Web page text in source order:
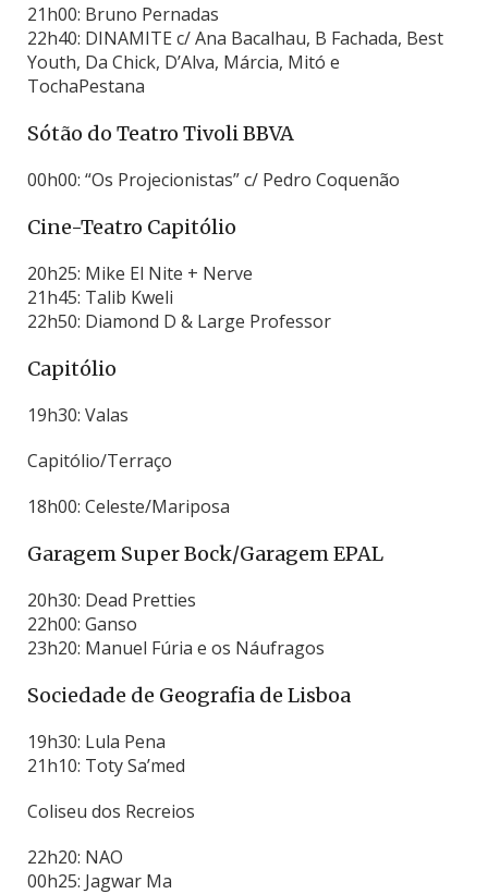
21h00: Bruno Pernadas
22h40: DINAMITE c/ Ana Bacalhau, B Fachada, Best
Youth, Da Chick, D’Alva, Márcia, Mitó e
TochaPestana
Sótão do Teatro Tivoli BBVA
00h00: “Os Projecionistas” c/ Pedro Coquenão
Cine-Teatro Capitólio
20h25: Mike El Nite + Nerve
21h45: Talib Kweli
22h50: Diamond D & Large Professor
Capitólio
19h30: Valas
Capitólio/Terraço
18h00: Celeste/Mariposa
Garagem Super Bock/Garagem EPAL
20h30: Dead Pretties
22h00: Ganso
23h20: Manuel Fúria e os Náufragos
Sociedade de Geografia de Lisboa
19h30: Lula Pena
21h10: Toty Sa’med
Coliseu dos Recreios
22h20: NAO
00h25: Jagwar Ma